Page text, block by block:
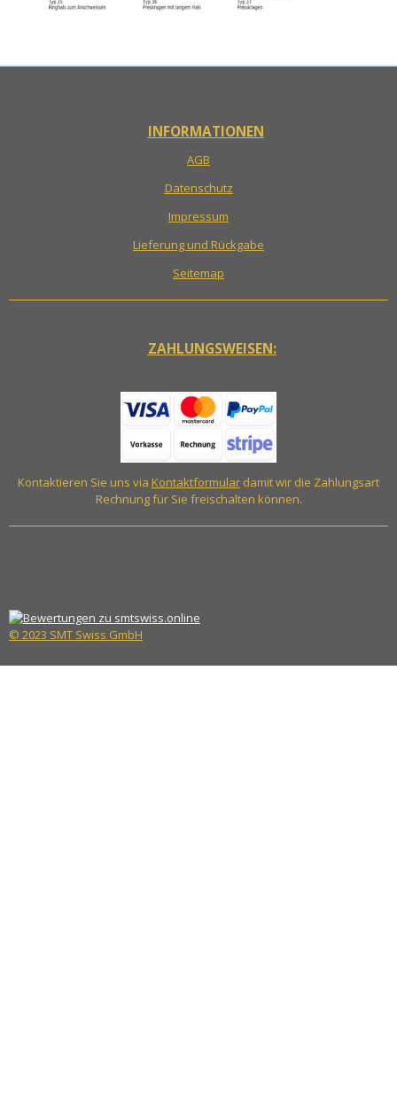
INFORMATIONEN
AGB
Datenschutz
Impressum
Lieferung und Rückgabe
Seitemap
ZAHLUNGSWEISEN:
Kontaktieren Sie uns via Kontaktformular damit wir die Zahlungsart
Rechnung für Sie freischalten können.
© 2023 SMT Swiss GmbH